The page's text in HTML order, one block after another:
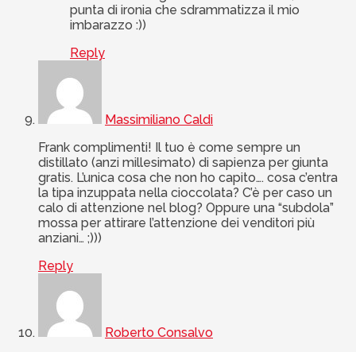
punta di ironia che sdrammatizza il mio
imbarazzo :))
Reply
Massimiliano Caldi
Frank complimenti! Il tuo è come sempre un
distillato (anzi millesimato) di sapienza per giunta
gratis. L’unica cosa che non ho capito…. cosa c’entra
la tipa inzuppata nella cioccolata? C’è per caso un
calo di attenzione nel blog? Oppure una “subdola”
mossa per attirare l’attenzione dei venditori più
anziani… ;)))
Reply
Roberto Consalvo